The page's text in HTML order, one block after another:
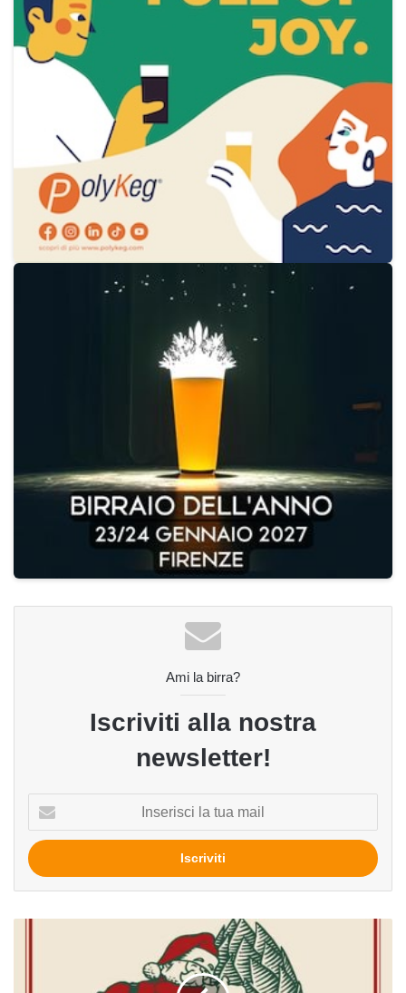
Ami la birra?
Iscriviti alla nostra
newsletter!
tua
mail